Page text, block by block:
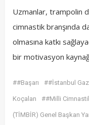
Uzmanlar, trampolin
cimnastik branşında
olmasına katkı
bir motivasyon
##Başarı ##İstanbul
Koçalan ##Milli
(TİMBİR) Genel Başkan